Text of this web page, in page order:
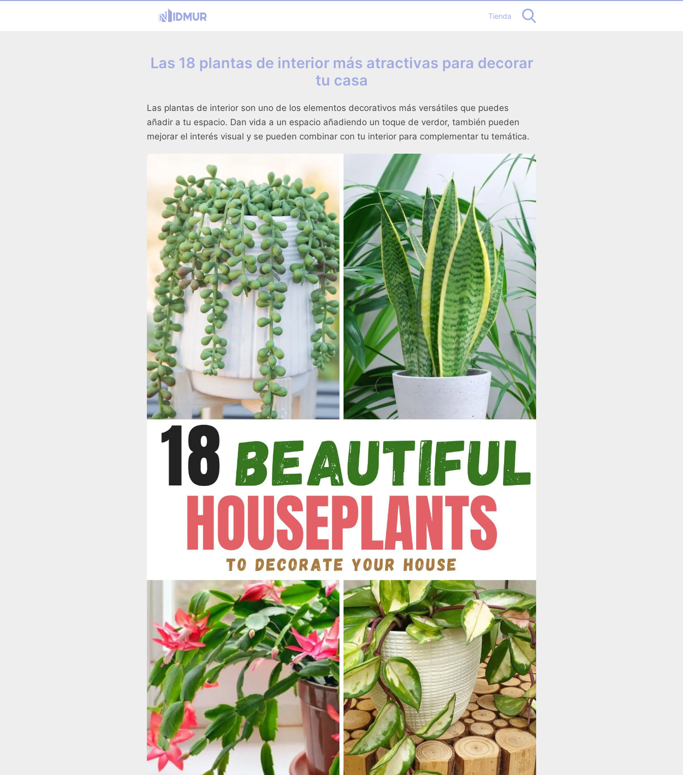
Tienda
Las 18 plantas de interior más atractivas para decorar
tu casa
Las plantas de interior son uno de los elementos decorativos más versátiles que puedes
añadir a tu espacio. Dan vida a un espacio añadiendo un toque de verdor, también pueden
mejorar el interés visual y se pueden combinar con tu interior para complementar tu temática.